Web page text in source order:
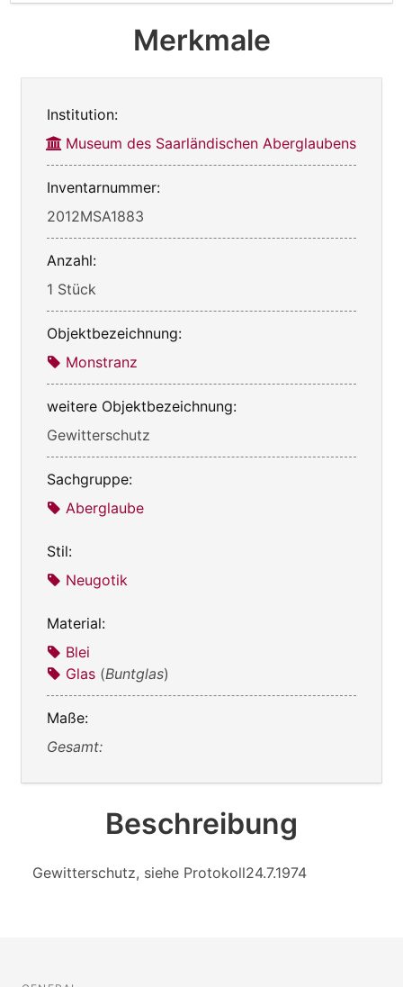
Merkmale
Institution:
Museum des Saarländischen Aberglaubens
Inventarnummer:
2012MSA1883
Anzahl:
1 Stück
Objektbezeichnung:
Monstranz
weitere Objektbezeichnung:
Gewitterschutz
Sachgruppe:
Aberglaube
Stil:
Neugotik
Material:
Blei
Glas (Buntglas)
Maße:
Gesamt:
Beschreibung
Gewitterschutz, siehe Protokoll24.7.1974